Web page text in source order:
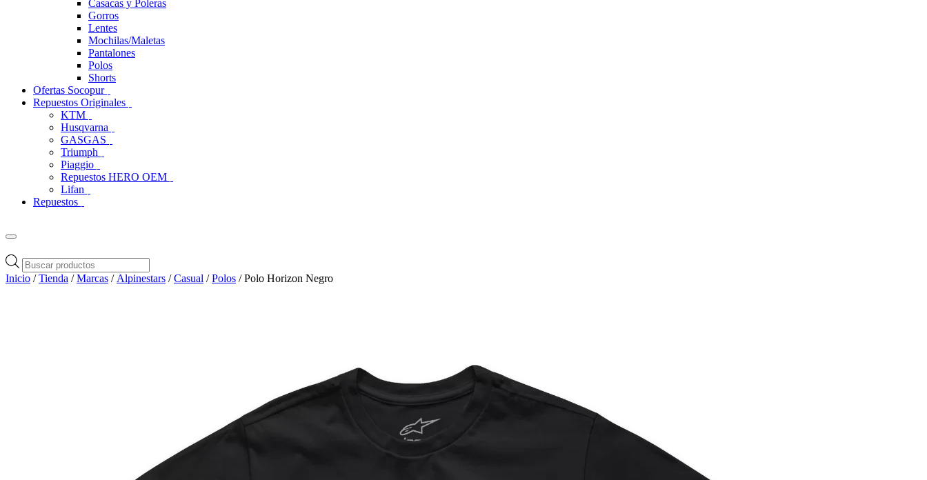
Casacas y Poleras
Gorros
Lentes
Mochilas/Maletas
Pantalones
Polos
Shorts
Ofertas Socopur
Repuestos Originales
KTM
Husqvarna
GASGAS
Triumph
Piaggio
Repuestos HERO OEM
Lifan
Repuestos
Búsqueda
de
productos
Inicio /Tienda /Marcas / Alpinestars /Casual /Polos / Polo Horizon Negro